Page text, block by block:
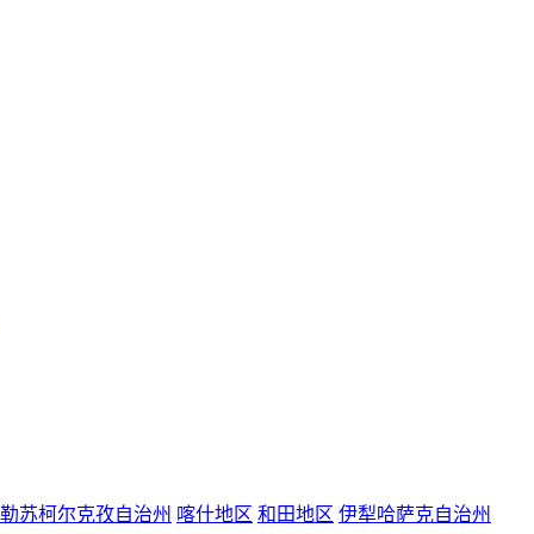
苏柯尔克孜自治州 喀什地区 和田地区 伊犁哈萨克自治州